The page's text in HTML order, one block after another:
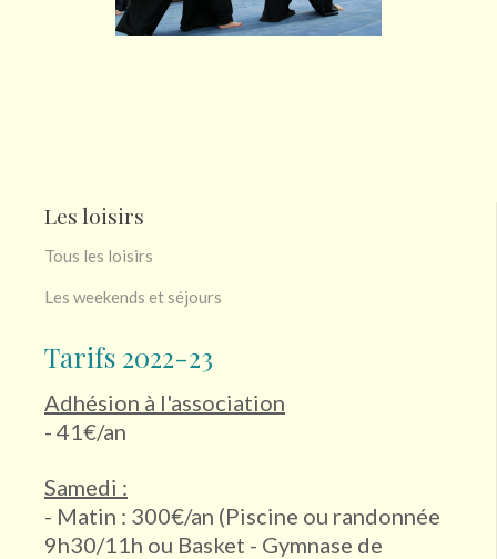
Les loisirs
Tous les loisirs
Les weekends et séjours
Tarifs 2022-23
Adhésion à l'association
- 41€/an
Samedi :
- Matin : 300€/an (Piscine ou randonnée
9h30/11h ou Basket - Gymnase de